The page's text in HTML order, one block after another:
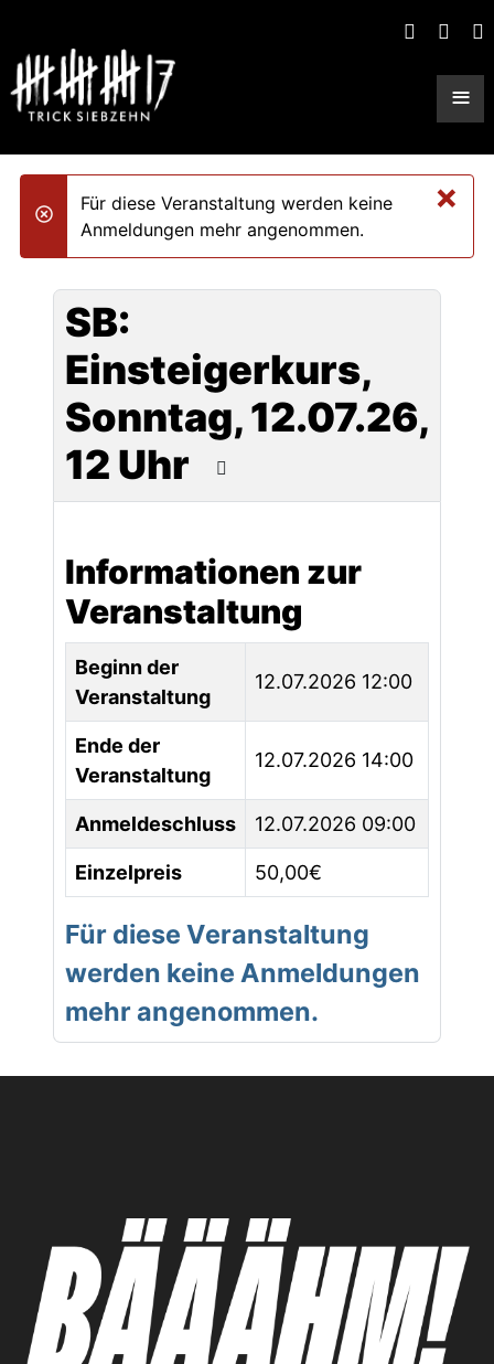
≡
×
danger
Für diese Veranstaltung werden keine
Anmeldungen mehr angenommen.
SB:
Einsteigerkurs,
Sonntag, 12.07.26,
12 Uhr
Informationen zur
Veranstaltung
Beginn der
Veranstaltung
12.07.2026 12:00
Ende der
Veranstaltung
12.07.2026 14:00
Anmeldeschluss 12.07.2026 09:00
Einzelpreis 50,00€
Für diese Veranstaltung
werden keine Anmeldungen
mehr angenommen.